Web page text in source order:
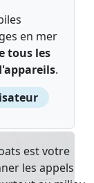
en mer
tous les
.
est votre
les appels